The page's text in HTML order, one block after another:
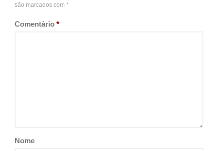
são marcados com *
Comentário *
Nome